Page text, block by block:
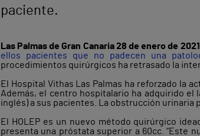
paciente.
Las Palmas de Gran Canaria 28 de enero de
ellos pacientes que no padecen una
procedimientos quirúrgicos ha retrasado la
El Hospital Vithas Las Palmas ha reforzado la
Además, el centro hospitalario ha adquirido el
inglés) a sus pacientes. La obstrucción urinaria
El HOLEP es un nuevo método quirúrgico
presenta una próstata superior a 60cc.“Este